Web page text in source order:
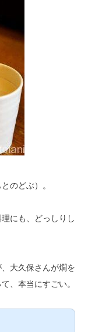
のどぶ）。
にも、どっしりし
大久保さんが燗を
、本当にすごい。